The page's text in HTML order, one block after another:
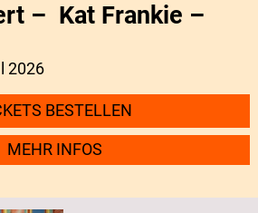
– Kat Frankie –
2026
BESTELLEN
MEHR INFOS